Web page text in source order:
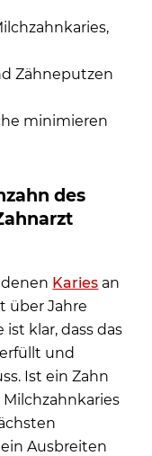
Zähneputzen
minimieren
des
Karies an
über Jahre
klar, dass das
und
Ist ein Zahn
Ausbreiten